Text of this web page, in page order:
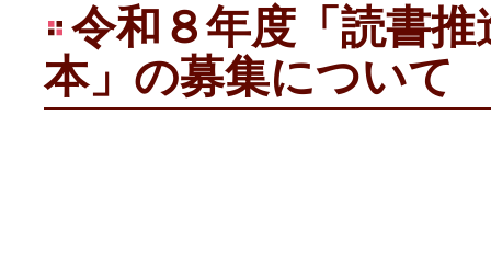
令和８年度「読書
本」の募集について